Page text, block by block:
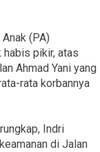
(PA)
habis pikir, atas
Ahmad Yani yang
rata korbannya
Indri
di Jalan